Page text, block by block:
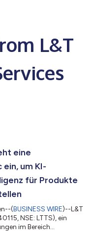
L&T
eine
um KI-
für Produkte
(BUSINESS WIRE)--L&T
NSE: LTTS), ein
im Bereich